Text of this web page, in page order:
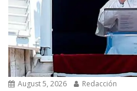
August 5, 2026 Redacción